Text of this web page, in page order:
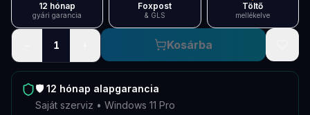
Támogatás
Új termékek
Keresés
12 hónap
gyári garancia
Foxpost
& GLS
Töltő
mellékelve
1 Kosárba
🛡️12 hónap alapgarancia
Saját szerviz • Windows 11 Pro